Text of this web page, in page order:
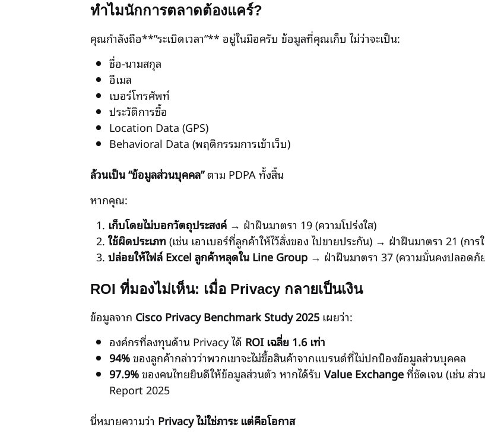
ทำไมนักการตลาดต้องแคร์?
คุณกำลังถือ**”ระเบิดเวลา”** อยู่ในมือครับ ข้อมูลที่คุณเก็บ ไม่ว่าจะเป็น:
ชื่อ-นามสกุล
อีเมล
เบอร์โทรศัพท์
ประวัติการซื้อ
Location Data (GPS)
Behavioral Data (พฤติกรรมการเข้าเว็บ)
ล้วนเป็น “ข้อมูลส่วนบุคคล”ตาม PDPA ทั้งสิ้น
หากคุณ:
เก็บโดยไม่บอกวัตถุประสงค์ → ฝ่าฝืนมาตรา 19 (ความโปร่งใส)
ใช้ผิดประเภท (เช่น เอาเบอร์ที่ลูกค้าให้ไว้สั่งของ ไปขายประกัน) → ฝ่าฝืนมาตรา 21 (กา
ปล่อยให้ไฟล์ Excel ลูกค้าหลุดใน Line Group → ฝ่าฝืนมาตรา 37 (ความมั่นคงปลอดภั
ROI ที่มองไม่เห็น: เมื่อ Privacy กลายเป็นเงิน
ข้อมูลจาก Cisco Privacy Benchmark Study 2025 เผยว่า:
องค์กรที่ลงทุนด้าน Privacy ได้ ROI เฉลี่ย 1.6 เท่า
94%ของลูกค้ากล่าวว่าพวกเขาจะไม่ซื้อสินค้าจากแบรนด์ที่ไม่ปกป้องข้อมูลส่วนบุคคล
97.9%ของคนไทยยินดีให้ข้อมูลส่วนตัว หากได้รับ Value Exchangeที่ชัดเจน (เช่น ส่
Report 2025
นี่หมายความว่า Privacy ไม่ใช่ภาระ แต่คือโอกาส